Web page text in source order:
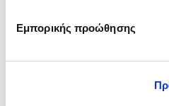
Εμπορικής προώθησης